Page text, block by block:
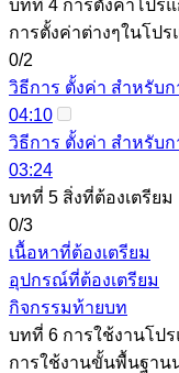
บทที่ 4 การตั้งค่าโปร
การตั้งค่าต่างๆในโป
0/2
วิธีการ ตั้งค่า สำหรับก
04:10
วิธีการ ตั้งค่า สำหรับก
03:24
บทที่ 5 สิ่งที่ต้องเตรียม
0/3
เนื้อหาที่ต้องเตรียม
อุปกรณ์ที่ต้องเตรียม
กิจกรรมท้ายบท
บทที่ 6 การใช้งานโป
การใช้งานขั้นพื้นฐาน